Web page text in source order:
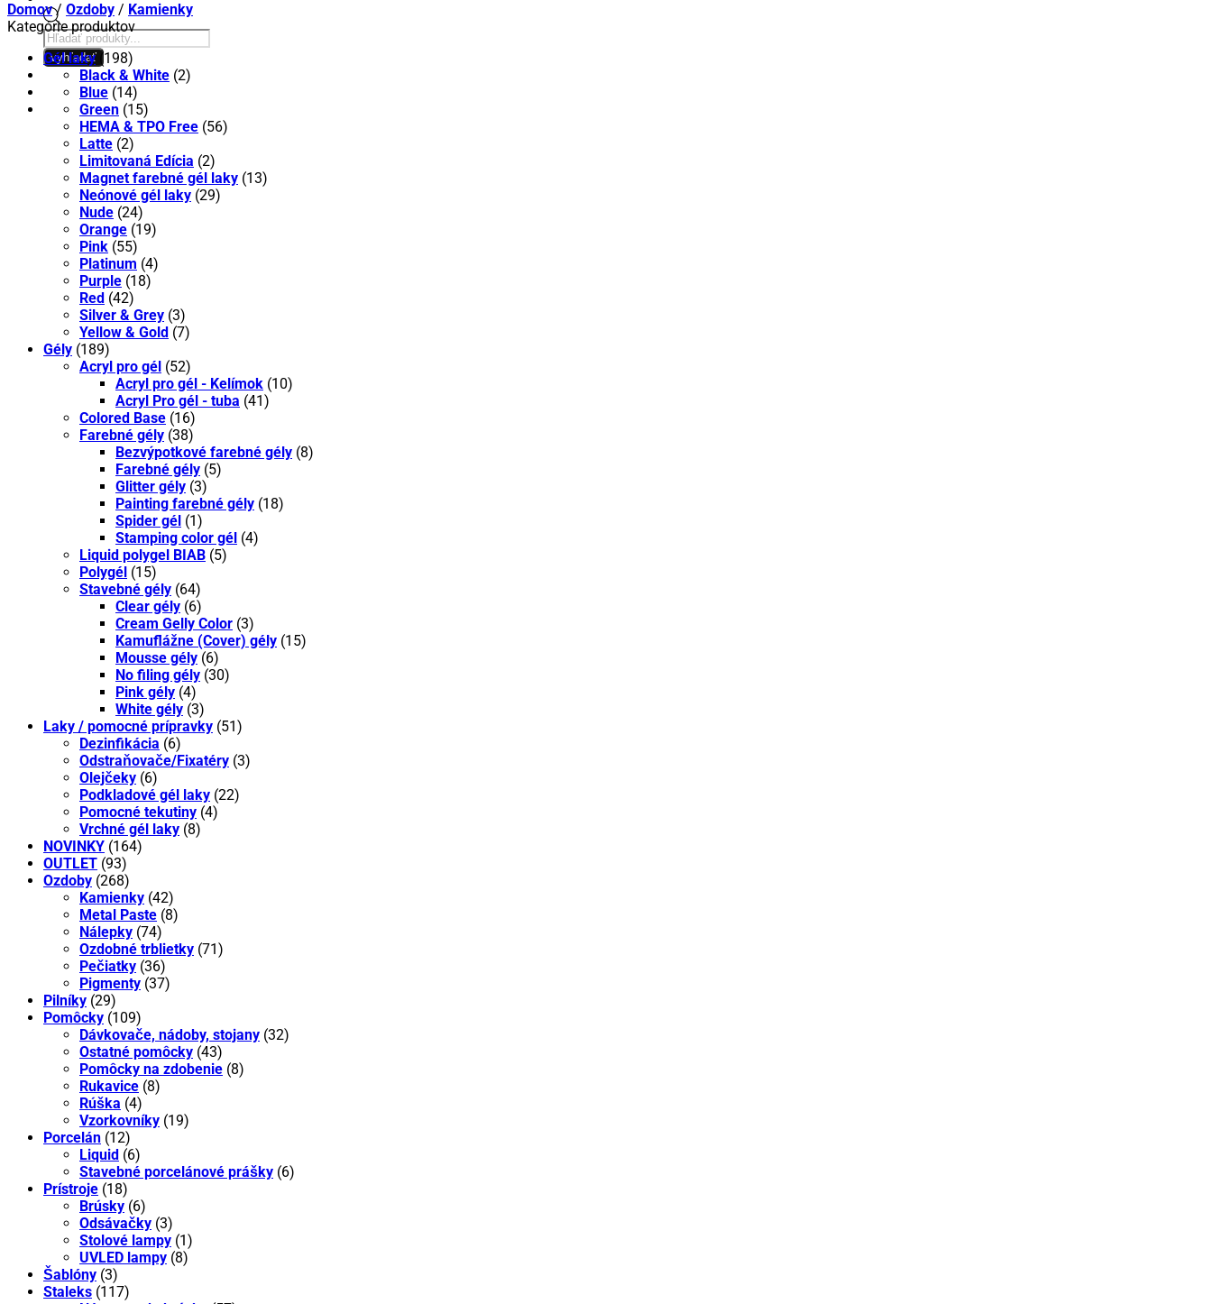
Products
search
vyhľadať
Domov / Ozdoby / Kamienky
Kategórie produktov
Gél laky (198)
Black & White (2)
Blue (14)
Green (15)
HEMA & TPO Free (56)
Latte (2)
Limitovaná Edícia (2)
Magnet farebné gél laky (13)
Neónové gél laky (29)
Nude (24)
Orange (19)
Pink (55)
Platinum (4)
Purple (18)
Red (42)
Silver & Grey (3)
Yellow & Gold (7)
Gély (189)
Acryl pro gél (52)
Acryl pro gél - Kelímok (10)
Acryl Pro gél - tuba (41)
Colored Base (16)
Farebné gély (38)
Bezvýpotkové farebné gély (8)
Farebné gély (5)
Glitter gély (3)
Painting farebné gély (18)
Spider gél (1)
Stamping color gél (4)
Liquid polygel BIAB (5)
Polygél (15)
Stavebné gély (64)
Clear gély (6)
Cream Gelly Color (3)
Kamuflážne (Cover) gély (15)
Mousse gély (6)
No filing gély (30)
Pink gély (4)
White gély (3)
Laky / pomocné prípravky (51)
Dezinfikácia (6)
Odstraňovače/Fixatéry (3)
Olejčeky (6)
Podkladové gél laky (22)
Pomocné tekutiny (4)
Vrchné gél laky (8)
NOVINKY (164)
OUTLET (93)
Ozdoby (268)
Kamienky (42)
Metal Paste (8)
Nálepky (74)
Ozdobné trblietky (71)
Pečiatky (36)
Pigmenty (37)
Pilníky (29)
Pomôcky (109)
Dávkovače, nádoby, stojany (32)
Ostatné pomôcky (43)
Pomôcky na zdobenie (8)
Rukavice (8)
Rúška (4)
Vzorkovníky (19)
Porcelán (12)
Liquid (6)
Stavebné porcelánové prášky (6)
Prístroje (18)
Brúsky (6)
Odsávačky (3)
Stolové lampy (1)
UVLED lampy (8)
Šablóny (3)
Staleks (117)